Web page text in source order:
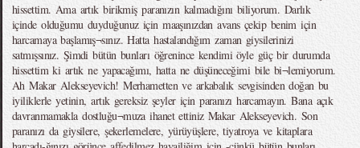
hissettim. Ama artık birikmiş paranızın kalmadığını biliyorum. Darlık
içinde olduğumu duyduğunuz için maaşınızdan avans çekip benim için
harcamaya başlamış¬sınız. Hatta hastalandığım zaman giysilerinizi
satmışsınız. Şimdi bütün bunları öğrenince kendimi öyle güç bir durumda
hissettim ki artık ne yapacağımı, hatta ne düşüneceğimi bile bi¬lemiyorum.
Ah Makar Alekseyevich! Merhametten ve arkabalık sevgisinden doğan bu
iyiliklerle yetinin, artık gereksiz şeyler için paranızı harcamayın. Bana açık
davranmamakla dostluğu¬muza ihanet ettiniz Makar Alekseyevich. Son
paranızı da giysilere, şekerlemelere, yürüyüşlere, tiyatroya ve kitaplara